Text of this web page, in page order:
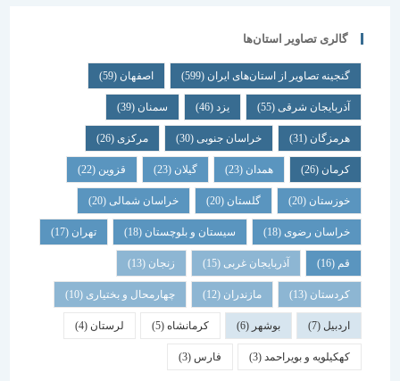
گالری تصاویر استان‌ها
گنجینه تصاویر از استان‌های ایران(599) اصفهان (59)
آذربایجان شرقی(55) یزد سمنان (39)
هرمزگان(31) خراسان جنوبی(30) مرکزی (26)
همدان گیلان قزوین
خوزستان(20) گلستان (20) خراسان شمالی(20)
خراسان رضوی(18) سیستان و بلوچستان(18) تهران
آذربایجان غربی(15) زنجان
کردستان(13) مازندران(12) چهارمحال و بختیاری (10)
بوشهر کرمانشاه(5) لرستان (4)
کهکیلویه و بویراحمد(3) فارس